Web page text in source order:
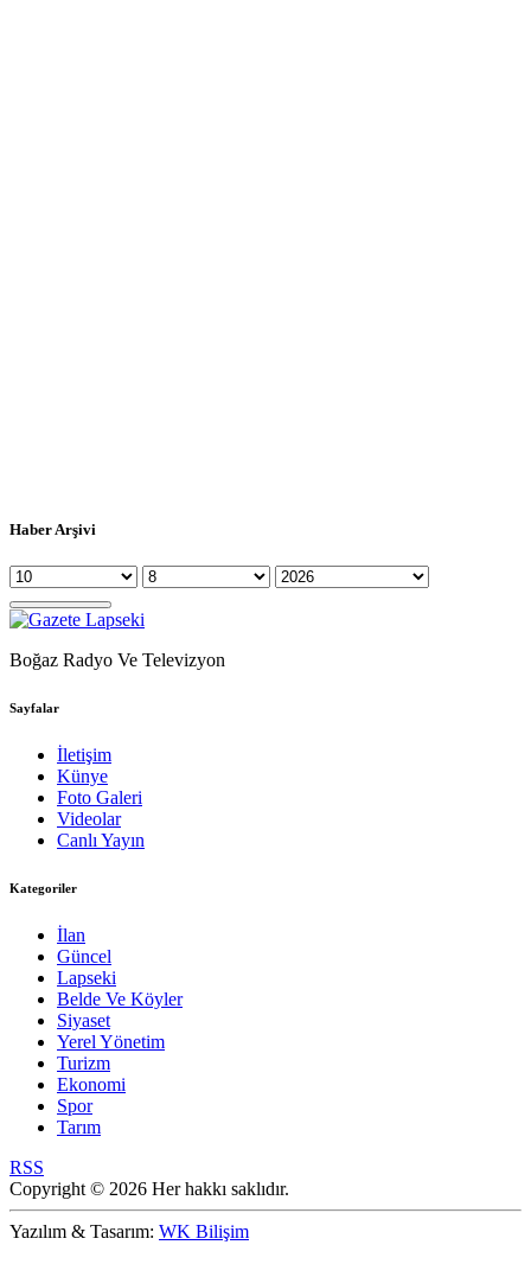
Haber Arşivi
Boğaz Radyo Ve Televizyon
Sayfalar
İletişim
Künye
Foto Galeri
Videolar
Canlı Yayın
Kategoriler
İlan
Güncel
Lapseki
Belde Ve Köyler
Siyaset
Yerel Yönetim
Turizm
Ekonomi
Spor
Tarım
RSS
Copyright © 2026 Her hakkı saklıdır.
Yazılım & Tasarım: WK Bilişim